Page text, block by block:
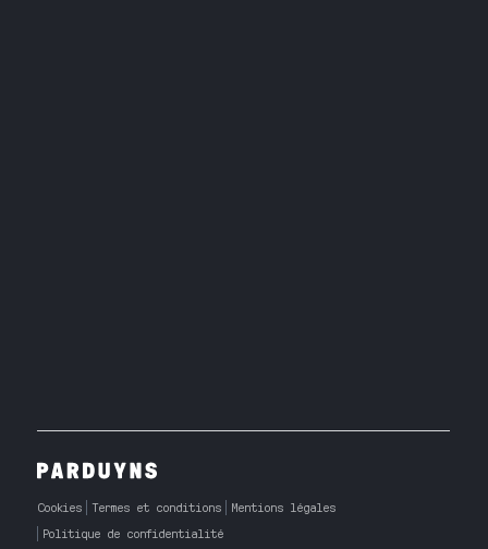
Cookies Termes et conditions
Mentions légales
Politique de confidentialité